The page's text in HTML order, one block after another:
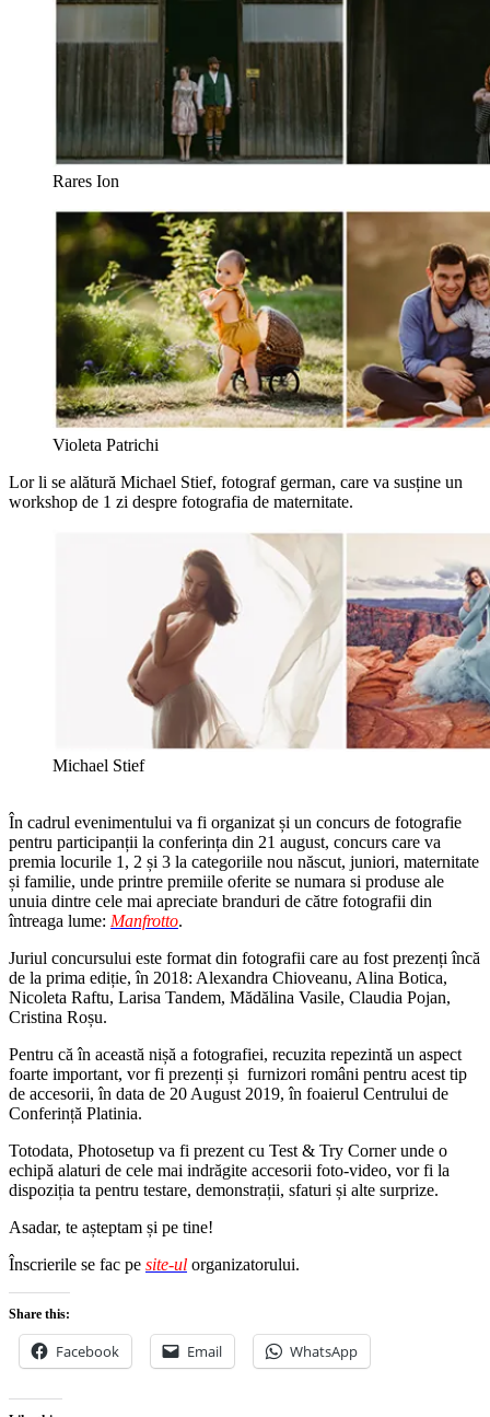
Rares Ion
Violeta Patrichi
Lor li se alătură Michael Stief, fotograf german, care va susține un
workshop de 1 zi despre fotografia de maternitate.
Michael Stief
În cadrul evenimentului va fi organizat și un concurs de fotografie
pentru participanții la conferința din 21 august, concurs care va
premia locurile 1, 2 și 3 la categoriile nou născut, juniori, maternitate
și familie, unde printre premiile oferite se numara si produse ale
unuia dintre cele mai apreciate branduri de către fotografii din
întreaga lume: Manfrotto.
Juriul concursului este format din fotografii care au fost prezenți încă
de la prima ediție, în 2018: Alexandra Chioveanu, Alina Botica,
Nicoleta Raftu, Larisa Tandem, Mădălina Vasile, Claudia Pojan,
Cristina Roșu.
Pentru că în această nișă a fotografiei, recuzita repezintă un aspect
foarte important, vor fi prezenți și furnizori români pentru acest tip
de accesorii, în data de 20 August 2019, în foaierul Centrului de
Conferință Platinia.
Totodata, Photosetup va fi prezent cu Test & Try Corner unde o
echipă alaturi de cele mai indrăgite accesorii foto-video, vor fi la
dispoziția ta pentru testare, demonstrații, sfaturi și alte surprize.
Asadar, te așteptam și pe tine!
Înscrierile se fac pe site-ul organizatorului.
Share this:
Facebook Email WhatsApp